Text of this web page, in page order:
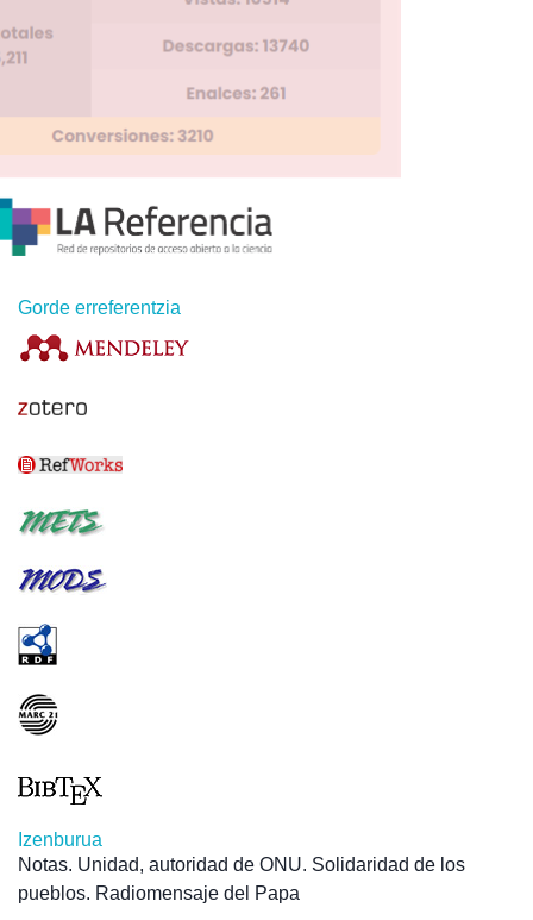
Gorde erreferentzia
Izenburua
Notas. Unidad, autoridad de ONU. Solidaridad de los
pueblos. Radiomensaje del Papa